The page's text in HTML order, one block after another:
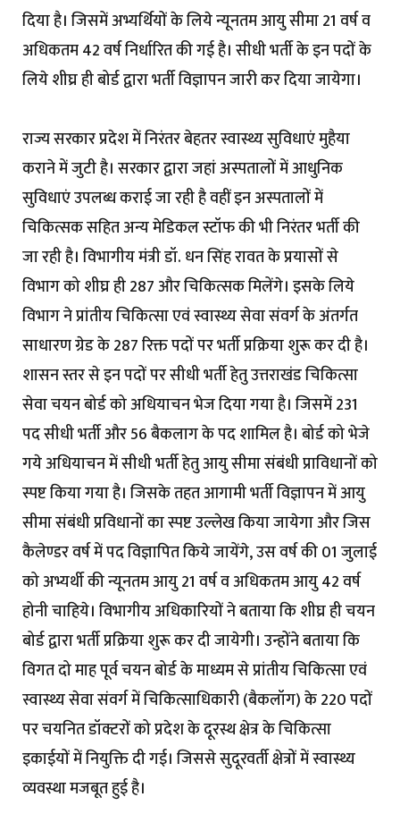
दिया है। जिसमें अभ्यर्थियों के लिये न्यूनतम आयु सीमा 21 वर्ष व
अधिकतम 42 वर्ष निर्धारित की गई है। सीधी भर्ती के इन पदों के
लिये शीघ्र ही बोर्ड द्वारा भर्ती विज्ञापन जारी कर दिया जायेगा।
राज्य सरकार प्रदेश में निरंतर बेहतर स्वास्थ्य सुविधाएं मुहैया
कराने में जुटी है। सरकार द्वारा जहां अस्पतालों में आधुनिक
सुविधाएं उपलब्ध कराई जा रही है वहीं इन अस्पतालों में
चिकित्सक सहित अन्य मेडिकल स्टॉफ की भी निरंतर भर्ती की
जा रही है। विभागीय मंत्री डॉ. धन सिंह रावत के प्रयासों से
विभाग को शीघ्र ही 287 और चिकित्सक मिलेंगे। इसके लिये
विभाग ने प्रांतीय चिकित्सा एवं स्वास्थ्य सेवा संवर्ग के अंतर्गत
साधारण ग्रेड के 287 रिक्त पदों पर भर्ती प्रक्रिया शुरू कर दी है।
शासन स्तर से इन पदों पर सीधी भर्ती हेतु उत्तराखंड चिकित्सा
सेवा चयन बोर्ड को अधियाचन भेज दिया गया है। जिसमें 231
पद सीधी भर्ती और 56 बैकलाग के पद शामिल है। बोर्ड को भेजे
गये अधियाचन में सीधी भर्ती हेतु आयु सीमा संबंधी प्राविधानों को
स्पष्ट किया गया है। जिसके तहत आगामी भर्ती विज्ञापन में आयु
सीमा संबंधी प्रविधानों का स्पष्ट उल्लेख किया जायेगा और जिस
कैलेण्डर वर्ष में पद विज्ञापित किये जायेंगे, उस वर्ष की 01 जुलाई
को अभ्यर्थी की न्यूनतम आयु 21 वर्ष व अधिकतम आयु 42 वर्ष
होनी चाहिये। विभागीय अधिकारियों ने बताया कि शीघ्र ही चयन
बोर्ड द्वारा भर्ती प्रक्रिया शुरू कर दी जायेगी। उन्होंने बताया कि
विगत दो माह पूर्व चयन बोर्ड के माध्यम से प्रांतीय चिकित्सा एवं
स्वास्थ्य सेवा संवर्ग में चिकित्साधिकारी (बैकलॉग) के 220 पदों
पर चयनित डॉक्टरों को प्रदेश के दूरस्थ क्षेत्र के चिकित्सा
इकाईयों में नियुक्ति दी गई। जिससे सुदूरवर्ती क्षेत्रों में स्वास्थ्य
व्यवस्था मजबूत हुई है।